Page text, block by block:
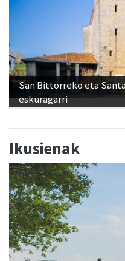
San Bittorreko eta
eskuragarri